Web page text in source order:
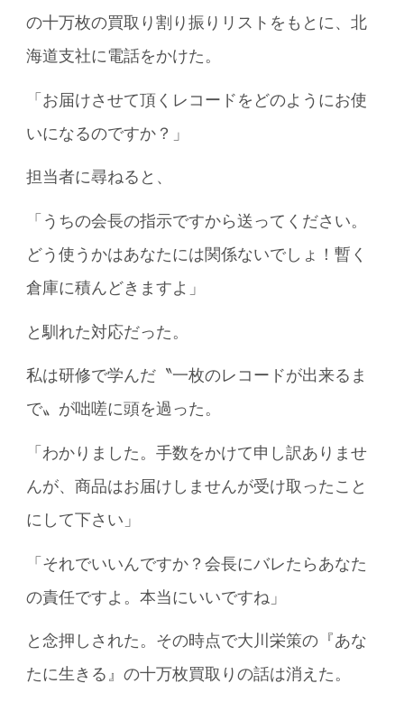
の十万枚の買取り割り振りリストをもとに、北
海道支社に電話をかけた。
「お届けさせて頂くレコードをどのようにお使
いになるのですか？」
担当者に尋ねると、
「うちの会長の指示ですから送ってください。
どう使うかはあなたには関係ないでしょ！暫く
倉庫に積んどきますよ」
と馴れた対応だった。
私は研修で学んだ〝一枚のレコードが出来るま
で〟が咄嗟に頭を過った。
「わかりました。手数をかけて申し訳ありませ
んが、商品はお届けしませんが受け取ったこと
にして下さい」
「それでいいんですか？会長にバレたらあなた
の責任ですよ。本当にいいですね」
と念押しされた。その時点で大川栄策の『あな
たに生きる』の十万枚買取りの話は消えた。